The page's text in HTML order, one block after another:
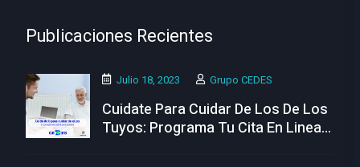
Publicaciones Recientes
Julio 18, 2023 Grupo CEDES
Cuidate Para Cuidar De Los De Los
Tuyos: Programa Tu Cita En Linea